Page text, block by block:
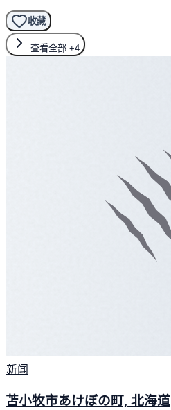
收藏
查看全部 +4
新闻
苫小牧市あけぼの町, 北海道